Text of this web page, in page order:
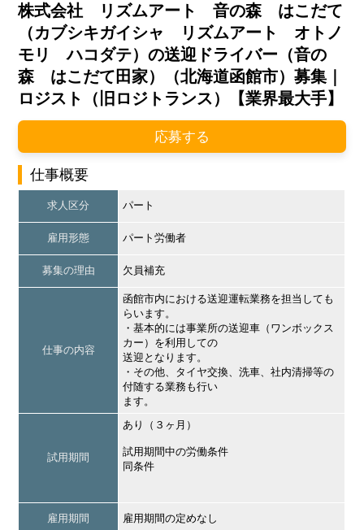
株式会社 リズムアート 音の森 はこだて
（カブシキガイシャ リズムアート オトノ
モリ ハコダテ）の送迎ドライバー（音の
森 はこだて田家）（北海道函館市）募集｜
ロジスト（旧ロジトランス）【業界最大手】
応募する
仕事概要
求人区分 パート
雇用形態 パート労働者
募集の理由 欠員補充
仕事の内容
函館市内における送迎運転業務を担当しても
らいます。
・基本的には事業所の送迎車（ワンボックス
カー）を利用しての
送迎となります。
・その他、タイヤ交換、洗車、社内清掃等の
付随する業務も行い
ます。
試用期間
あり（３ヶ月）
試用期間中の労働条件
同条件
雇用期間 雇用期間の定めなし